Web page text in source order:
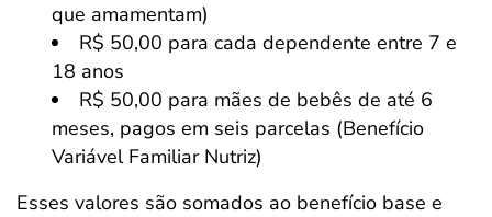
que amamentam)
R$ 50,00 para cada dependente entre 7 e
18 anos
R$ 50,00 para mães de bebês de até 6
meses, pagos em seis parcelas (Benefício
Variável Familiar Nutriz)
Esses valores são somados ao benefício base e